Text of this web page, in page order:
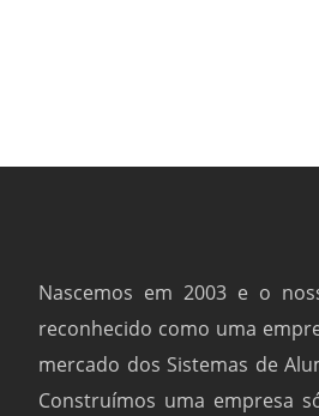
Nascemos em 2003 e o
reconhecido como uma
mercado dos Sistemas de
Construímos uma empresa